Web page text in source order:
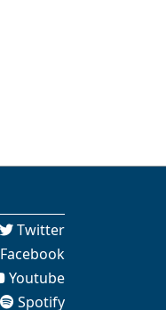
Twitter
Facebook
Youtube
Spotify